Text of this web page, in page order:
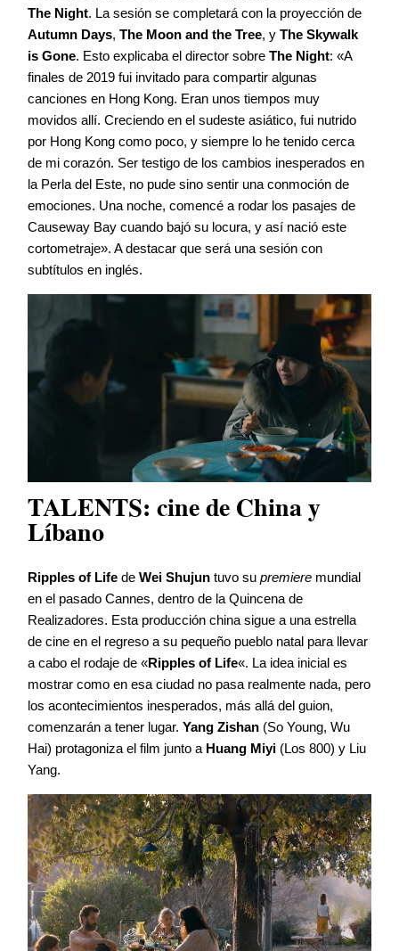
The Night. La sesión se completará con la proyección de
Autumn Days, The Moon and the Tree, y The Skywalk
is Gone. Esto explicaba el director sobre The Night: «A
finales de 2019 fui invitado para compartir algunas
canciones en Hong Kong. Eran unos tiempos muy
movidos allí. Creciendo en el sudeste asiático, fui nutrido
por Hong Kong como poco, y siempre lo he tenido cerca
de mi corazón. Ser testigo de los cambios inesperados en
la Perla del Este, no pude sino sentir una conmoción de
emociones. Una noche, comencé a rodar los pasajes de
Causeway Bay cuando bajó su locura, y así nació este
cortometraje». A destacar que será una sesión con
subtítulos en inglés.
TALENTS: cine de China y
Líbano
Ripples of Life de Wei Shujun tuvo su premiere mundial
en el pasado Cannes, dentro de la Quincena de
Realizadores. Esta producción china sigue a una estrella
de cine en el regreso a su pequeño pueblo natal para llevar
a cabo el rodaje de «Ripples of Life«. La idea inicial es
mostrar como en esa ciudad no pasa realmente nada, pero
los acontecimientos inesperados, más allá del guion,
comenzarán a tener lugar. Yang Zishan (So Young, Wu
Hai) protagoniza el film junto a Huang Miyi (Los 800) y Liu
Yang.